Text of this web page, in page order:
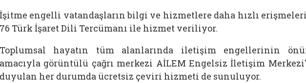
İşitme engelli vatandaşların bilgi ve hizmetlere daha hızlı
76 Türk İşaret Dili Tercümanı ile hizmet veriliyor.
Toplumsal hayatın tüm alanlarında iletişim engellerinin
amacıyla görüntülü çağrı merkezi AİLEM Engelsiz İletişim
duyulan her durumda ücretsiz çeviri hizmeti de sunuluyor.